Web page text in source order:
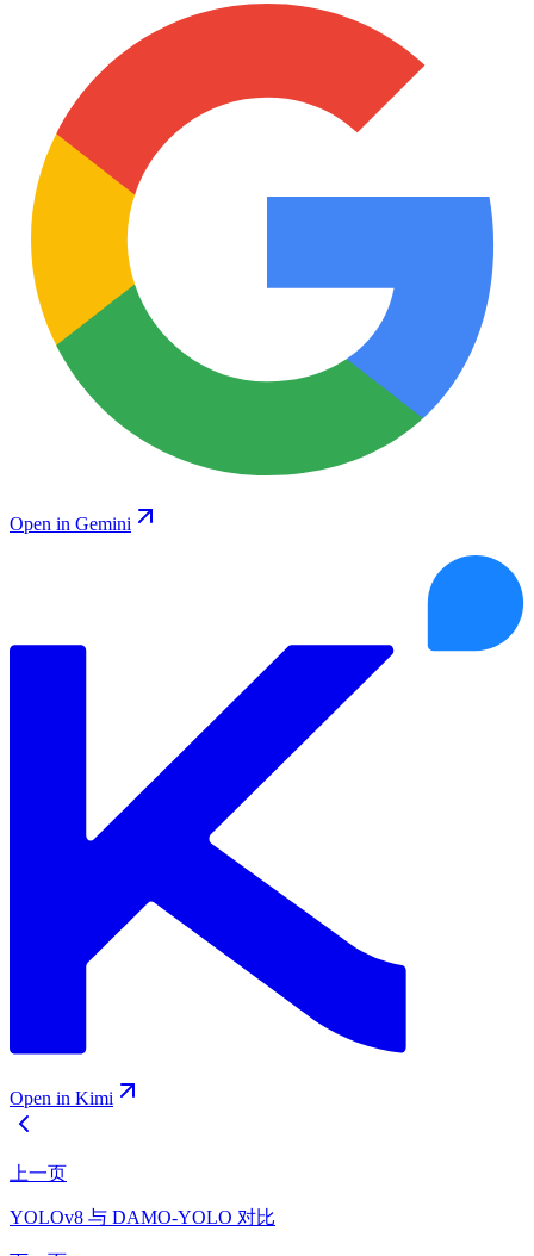
Open in Gemini
Open in Kimi
上一页
YOLOv8 与 DAMO-YOLO 对比